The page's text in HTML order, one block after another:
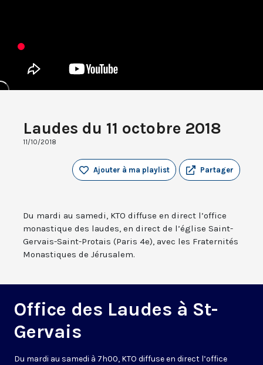
Laudes du 11 octobre 2018
11/10/2018
Partager
Ajouter à ma playlist
Du mardi au samedi, KTO diffuse en direct l’office
monastique des laudes, en direct de l’église Saint-
Gervais-Saint-Protais (Paris 4e), avec les Fraternités
Monastiques de Jérusalem.
Office des Laudes à St-
Gervais
Du mardi au samedi à 7h00, KTO diffuse en direct l’office